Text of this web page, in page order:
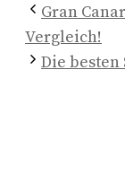
Gran
Vergleich!
Die besten